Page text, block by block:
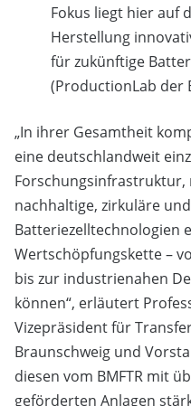
Fokus liegt hier auf
Herstellung
für zukünftige
(ProductionLab der
„In ihrer Gesamtheit
eine deutschlandweit
nachhaltige, zirkuläre
Batteriezelltechnologien
Wertschöpfungskette –
bis zur industrienahen
können“, erläutert
Vizepräsident für
Braunschweig und
diesen vom BMFTR mit
geförderten Anlagen